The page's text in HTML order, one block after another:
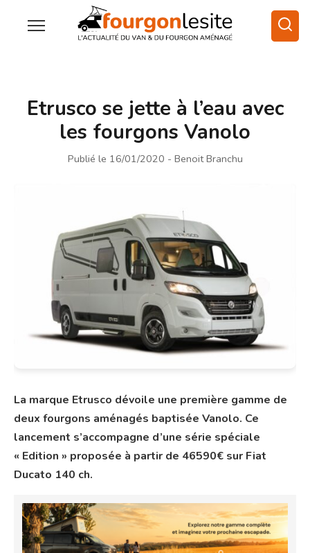
Etrusco se jette à l’eau avec
les fourgons Vanolo
Publié le 16/01/2020 - Benoit Branchu
La marque Etrusco dévoile une première gamme de
deux fourgons aménagés baptisée Vanolo. Ce
lancement s’accompagne d’une série spéciale
« Edition » proposée à partir de 46590€ sur Fiat
Ducato 140 ch.